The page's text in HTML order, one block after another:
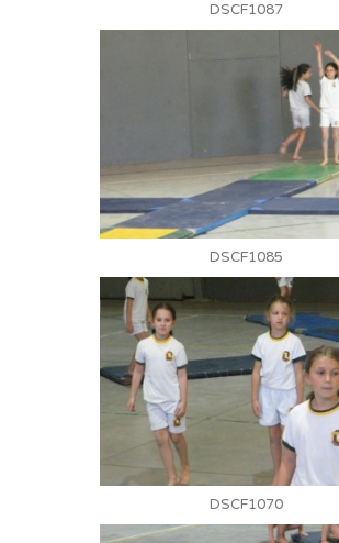
DSCF1087
DSCF1085
DSCF1070